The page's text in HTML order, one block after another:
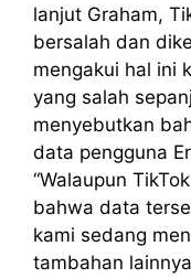
lanjut Graham,
bersalah dan
mengakui hal ini
yang salah
menyebutkan
data pengguna
“Walaupun
bahwa data
kami sedang
tambahan